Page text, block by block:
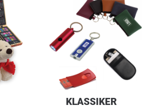
KLASSIKER